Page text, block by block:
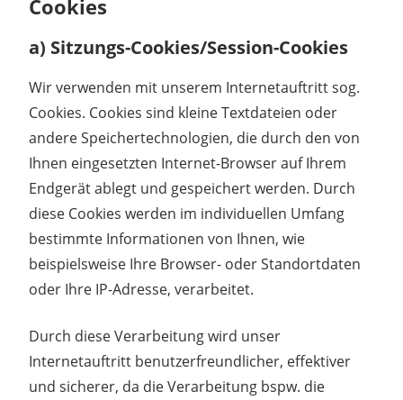
Cookies
a) Sitzungs-Cookies/Session-Cookies
Wir verwenden mit unserem Internetauftritt sog.
Cookies. Cookies sind kleine Textdateien oder
andere Speichertechnologien, die durch den von
Ihnen eingesetzten Internet-Browser auf Ihrem
Endgerät ablegt und gespeichert werden. Durch
diese Cookies werden im individuellen Umfang
bestimmte Informationen von Ihnen, wie
beispielsweise Ihre Browser- oder Standortdaten
oder Ihre IP-Adresse, verarbeitet.
Durch diese Verarbeitung wird unser
Internetauftritt benutzerfreundlicher, effektiver
und sicherer, da die Verarbeitung bspw. die